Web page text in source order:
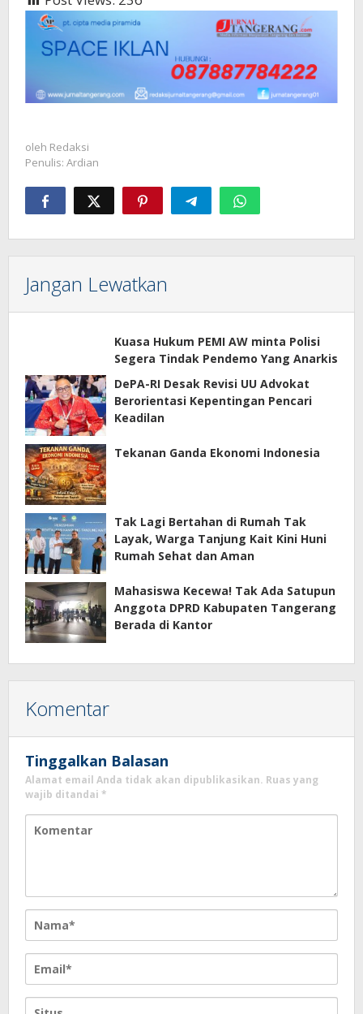
oleh Redaksi
Penulis: Ardian
Jangan Lewatkan
Kuasa Hukum PEMI AW minta Polisi
Segera Tindak Pendemo Yang Anarkis
DePA-RI Desak Revisi UU Advokat
Berorientasi Kepentingan Pencari
Keadilan
Tekanan Ganda Ekonomi Indonesia
Tak Lagi Bertahan di Rumah Tak
Layak, Warga Tanjung Kait Kini Huni
Rumah Sehat dan Aman
Mahasiswa Kecewa! Tak Ada Satupun
Anggota DPRD Kabupaten Tangerang
Berada di Kantor
Komentar
Tinggalkan Balasan
Alamat email Anda tidak akan dipublikasikan. Ruas yang
wajib ditandai *